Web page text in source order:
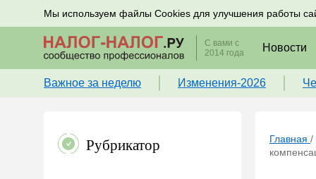
Мы используем файлы Cookies для улучшения работы
Подписывайтесь на новости по налогам, учету и
С вами с
2014 года
Новости
Важное за неделю Изменения-2026
Рубрикатор Главная /